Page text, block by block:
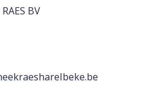
BV